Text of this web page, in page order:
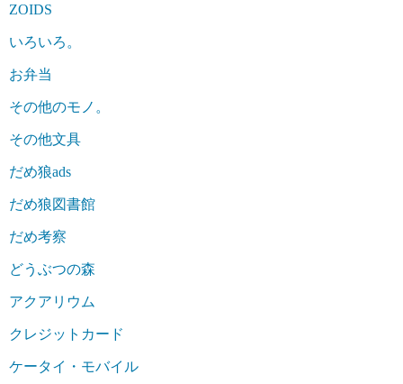
ZOIDS
いろいろ。
お弁当
その他のモノ。
その他文具
だめ狼ads
だめ狼図書館
だめ考察
どうぶつの森
アクアリウム
クレジットカード
ケータイ・モバイル